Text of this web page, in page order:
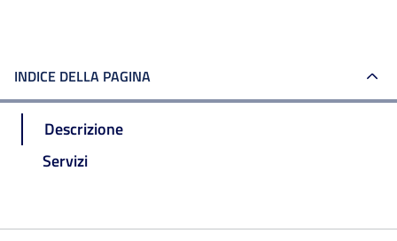
INDICE DELLA PAGINA
Descrizione
Servizi